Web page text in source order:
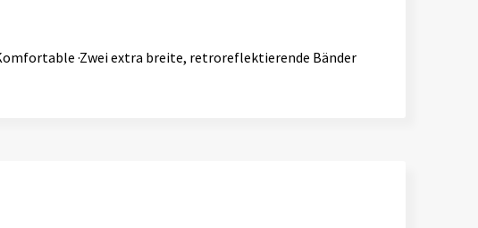
·Zwei extra breite, retroreflektierende Bänder